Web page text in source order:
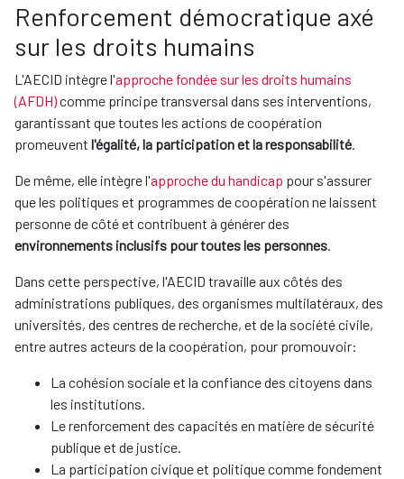
Renforcement démocratique axé
sur les droits humains
L'AECID intègre l'approche fondée sur les droits humains
(AFDH)comme principe transversal dans ses interventions,
garantissant que toutes les actions de coopération
promeuvent l'égalité, la participation et la responsabilité.
De même, elle intègre l'approche du handicap pour s'assurer
que les politiques et programmes de coopération ne laissent
personne de côté et contribuent à générer des
environnements inclusifs pour toutes les personnes.
Dans cette perspective, l'AECID travaille aux côtés des
administrations publiques, des organismes multilatéraux, des
universités, des centres de recherche, et de la société civile,
entre autres acteurs de la coopération, pour promouvoir:
La cohésion sociale et la confiance des citoyens dans
les institutions.
Le renforcement des capacités en matière de sécurité
publique et de justice.
La participation civique et politique comme fondement